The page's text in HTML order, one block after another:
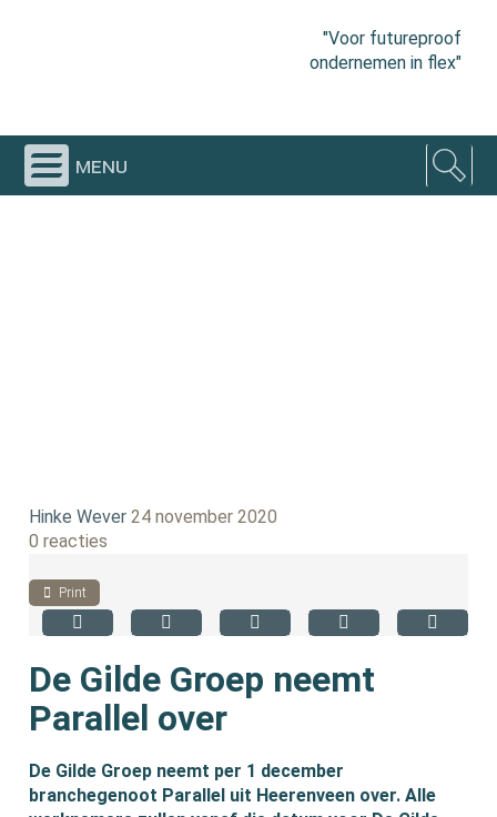
"Voor futureproof
ondernemen in flex"
menu
Hinke Wever 24 november 2020
0 reacties
Print
De Gilde Groep neemt
Parallel over
De Gilde Groep neemt per 1 december
branchegenoot Parallel uit Heerenveen over. Alle